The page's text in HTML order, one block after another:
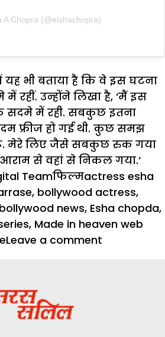
A Chopra (@eishachopra)
यह भी बताया है कि वे इस घटना
रहीं. उन्होंने लिखा है, ‘मैं इस
सदमे में रही. सबकुछ इतना
फ्रीज हो गई थी. कुछ समझ
मेरे लिए जैसे सबकुछ रुक गया
से वहां से निकल गया.’
TeamCategories
फिल्मTags
actress esha
, bollywood actress,
bollywood news, Esha chopda,
, Made in heaven web
Leave a comment